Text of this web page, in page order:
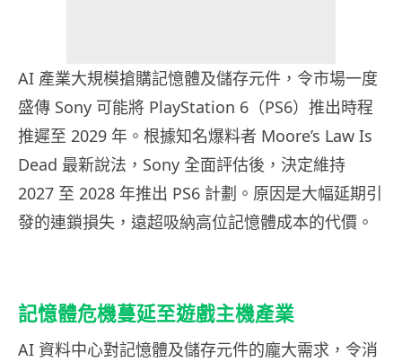
AI 產業大規模搶購記憶體及儲存元件，令市場一度
盛傳 Sony 可能將 PlayStation 6（PS6）推出時程
推遲至 2029 年。根據知名爆料者 Moore’s Law Is
Dead 最新說法，Sony 全面評估後，決定維持
2027 至 2028 年推出 PS6 計劃。原因是大幅延期引
發的連鎖損失，遠超吸納高位記憶體成本的代價。
記憶體危機蔓延至遊戲主機產業
AI 資料中心對記憶體及儲存元件的龐大需求，令消